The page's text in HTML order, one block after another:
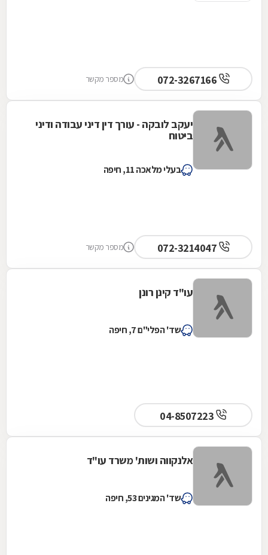
מספר מקשר
יעקב לובקה - עורך דין דיני עבודה ודיני
ביטוח
בעלי מלאכה 11, חיפה
מספר מקשר
עו"ד קינן רונן
שד' הפלי"ם 7, חיפה
אלנקווה ושות' משרד עו"ד
שד' המגינים 53, חיפה